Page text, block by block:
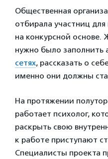
Общественная
отбирала участниц
на конкурсной
нужно было заполнить
сетях, рассказать о
именно они должны
На протяжении
работает психолог,
раскрыть свою
к работе приступают
Специалисты проекта